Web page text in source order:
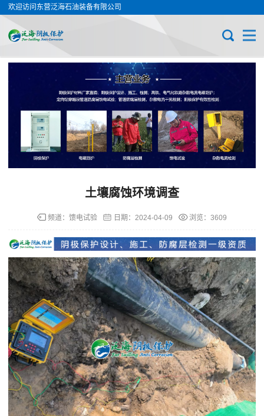
欢迎访问东营泛海石油装备有限公司
土壤腐蚀环境调查
频道： 馈电试验 日期： 2024-04-09 浏览：3609